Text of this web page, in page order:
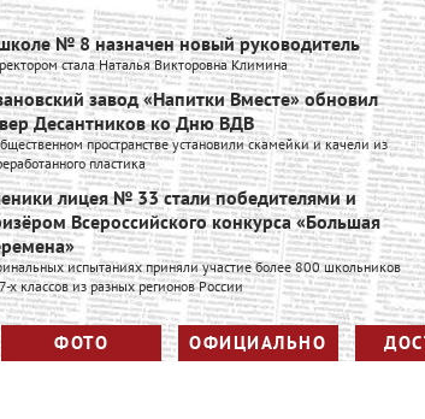
№ 8 назначен новый руководитель
стала Наталья Викторовна Климина
завод «Напитки Вместе» обновил
Десантников ко Дню ВДВ
пространстве установили скамейки и качели из
пластика
лицея № 33 стали победителями и
Всероссийского конкурса «Большая
испытаниях приняли участие более 800 школьников
х классов из разных регионов России
ФОТО ОФИЦИАЛЬНО